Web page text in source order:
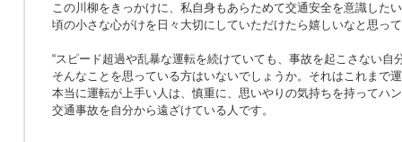
この川柳をきっかけに、私自身もあらためて交通安全を意識した
頃の小さな心がけを日々大切にしていただけたら嬉しいなと思っ
“スピード超過や乱暴な運転を続けていても、事故を起こさない自
そんなことを思っている方はいないでしょうか。それはこれまで
本当に運転が上手い人は、慎重に、思いやりの気持ちを持ってハ
交通事故を自分から遠ざけている人です。